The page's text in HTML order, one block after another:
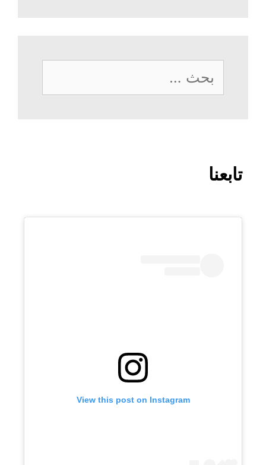
البحث
عن:
تابعنا
View this post on Instagram